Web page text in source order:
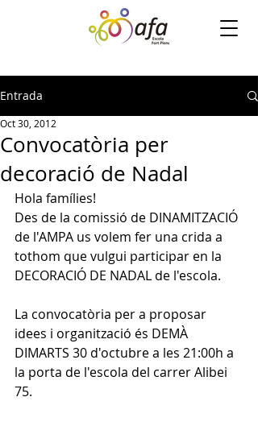
Entrada
Convocatòria per
decoració de Nadal
Oct 30, 2012
Hola famílies!
Des de la comissió de DINAMITZACIÓ
de l'AMPA us volem fer una crida a
tothom que vulgui participar en la
DECORACIÓ DE NADAL de l'escola.
La convocatòria per a proposar
idees i organització és DEMÀ
DIMARTS 30 d'octubre a les 21:00h a
la porta de l'escola del carrer Alibei
75.